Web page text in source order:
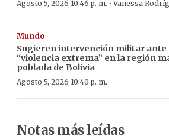
Agosto 5, 2026 10:46 p. m. ·Vanessa
Mundo
Sugieren intervención militar ante
“violencia extrema” en la región
poblada de Bolivia
Agosto 5, 2026 10:40 p. m.
Notas más leídas